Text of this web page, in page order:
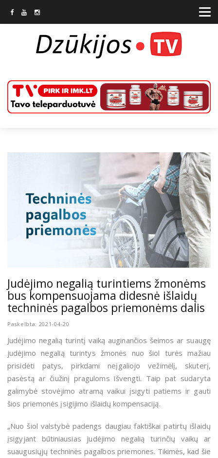
Judėjimo negalią turintiems žmonėms
bus kompensuojama didesnė išlaidų
techninės pagalbos priemonėms dalis
Paskelbta: 2021-04-20
Judėjimo negalią turintį vaiką auginančios šeimos ar suaugę
judėjimo negalią turintys žmonės nuo šiol turės mažiau
prisidėti patys, pirkdami neįgaliojo vežimėlį, skuterį,
pasėstą ar čiužinį praguloms išvengti. Taip pat sudaryta
galimybė stovėjimo atramą vaikui įsigyti patiems ir gauti
šios priemonės įsigijimo išlaidų kompensaciją.
„Nuo šiol valstybė padengs daugiau faktiškai patirtų išlaidų
įsigyjant būtiniausias judėjimo negalią turinčių vaikų ar
suaugusiųjų techninės pagalbos priemones. Tikimės, kad šie